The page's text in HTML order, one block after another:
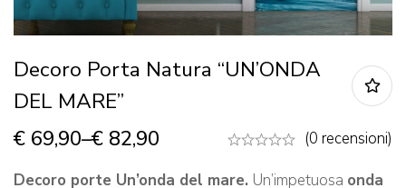
Decoro Porta Natura “UN’ONDA
DEL MARE”
€ 69,90–€ 82,90
(0 recensioni)
Decoro porte Un’onda del mare. Un’impetuosa onda